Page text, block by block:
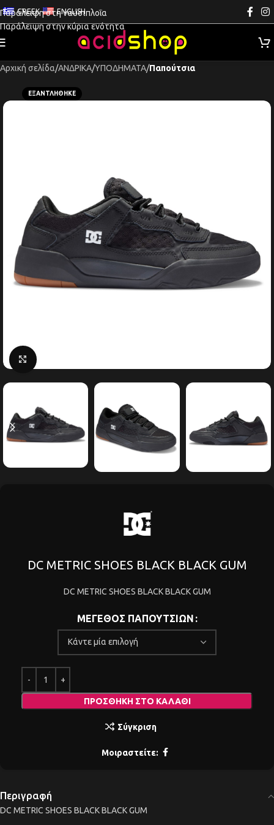
Παράλειψη στη ναυσιπλοΐα
Παράλειψη στην κύρια ενότητα
GREEK ENGLISH
Αρχική σελίδα ΑΝΔΡΙΚΑ ΥΠΟΔΗΜΑΤΑ Παπούτσια
ΕΞΑΝΤΛΉΘΗΚΕ
Κάντε κλικ για μεγέθυνση
DC METRIC SHOES BLACK BLACK GUM
DC METRIC SHOES BLACK BLACK GUM
ΜΕΓΕΘΟΣ ΠΑΠΟΥΤΣΙΩΝ
ΠΡΟΣΘΉΚΗ ΣΤΟ ΚΑΛΆΘΙ
Σύγκριση
Μοιραστείτε:
Περιγραφή
DC METRIC SHOES BLACK BLACK GUM